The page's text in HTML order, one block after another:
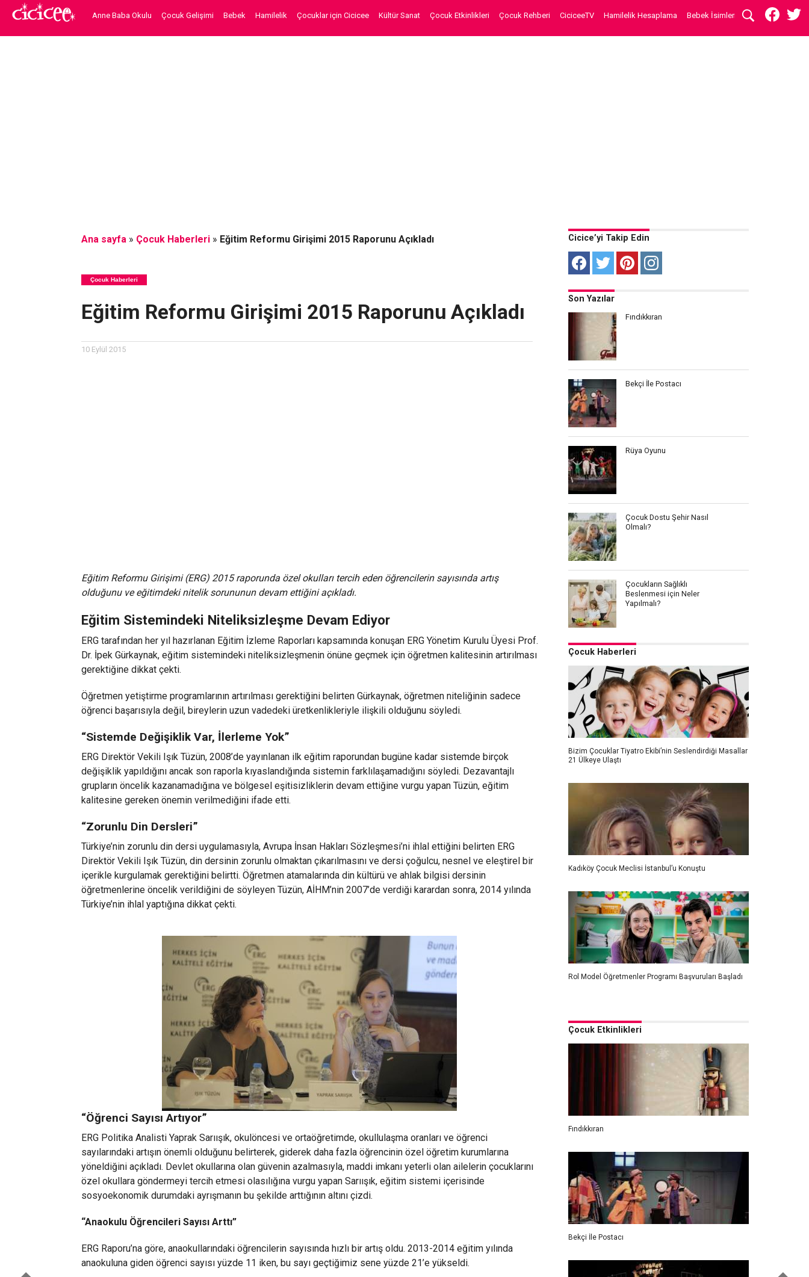
Anne Baba Okulu Çocuk Gelişimi Bebek Hamilelik Çocuklar için Cicicee Kültür Sanat Çocuk Etkinlikleri Çocuk Rehberi CiciceeTV Hamilelik Hesaplama Bebek İsimleri
Ana sayfa» Çocuk Haberleri» Eğitim Reformu Girişimi 2015 Raporunu Açıkladı
Çocuk Haberleri
Eğitim Reformu Girişimi 2015 Raporunu Açıkladı
10 Eylül 2015
Eğitim Reformu Girişimi (ERG) 2015 raporunda özel okulları tercih eden öğrencilerin sayısında artış
olduğunu ve eğitimdeki nitelik sorununun devam ettiğini açıkladı.
Eğitim Sistemindeki Niteliksizleşme Devam Ediyor
ERG tarafından her yıl hazırlanan Eğitim İzleme Raporları kapsamında konuşan ERG Yönetim Kurulu Üyesi Prof.
Dr. İpek Gürkaynak, eğitim sistemindeki niteliksizleşmenin önüne geçmek için öğretmen kalitesinin artırılması
gerektiğine dikkat çekti.
Öğretmen yetiştirme programlarının artırılması gerektiğini belirten Gürkaynak, öğretmen niteliğinin sadece
öğrenci başarısıyla değil, bireylerin uzun vadedeki üretkenlikleriyle ilişkili olduğunu söyledi.
“Sistemde Değişiklik Var, İlerleme Yok”
ERG Direktör Vekili Işık Tüzün, 2008’de yayınlanan ilk eğitim raporundan bugüne kadar sistemde birçok
değişiklik yapıldığını ancak son raporla kıyaslandığında sistemin farklılaşamadığını söyledi. Dezavantajlı
grupların öncelik kazanamadığına ve bölgesel eşitisizliklerin devam ettiğine vurgu yapan Tüzün, eğitim
kalitesine gereken önemin verilmediğini ifade etti.
“Zorunlu Din Dersleri”
Türkiye’nin zorunlu din dersi uygulamasıyla, Avrupa İnsan Hakları Sözleşmesi’ni ihlal ettiğini belirten ERG
Direktör Vekili Işık Tüzün, din dersinin zorunlu olmaktan çıkarılmasını ve dersi çoğulcu, nesnel ve eleştirel bir
içerikle kurgulamak gerektiğini belirtti. Öğretmen atamalarında din kültürü ve ahlak bilgisi dersinin
öğretmenlerine öncelik verildiğini de söyleyen Tüzün, AİHM’nin 2007’de verdiği karardan sonra, 2014 yılında
Türkiye’nin ihlal yaptığına dikkat çekti.
“Öğrenci Sayısı Artıyor”
ERG Politika Analisti Yaprak Sarıışık, okulöncesi ve ortaöğretimde, okullulaşma oranları ve öğrenci
sayılarındaki artışın önemli olduğunu belirterek, giderek daha fazla öğrencinin özel öğretim kurumlarına
yöneldiğini açıkladı. Devlet okullarına olan güvenin azalmasıyla, maddi imkanı yeterli olan ailelerin çocuklarını
özel okullara göndermeyi tercih etmesi olasılığına vurgu yapan Sarıışık, eğitim sistemi içerisinde
sosyoekonomik durumdaki ayrışmanın bu şekilde arttığının altını çizdi.
“Anaokulu Öğrencileri Sayısı Arttı”
ERG Raporu’na göre, anaokullarındaki öğrencilerin sayısında hızlı bir artış oldu. 2013-2014 eğitim yılında
anaokuluna giden öğrenci sayısı yüzde 11 iken, bu sayı geçtiğimiz sene yüzde 21’e yükseldi.
Cicice’yi Takip Edin
Son Yazılar
Fındıkkıran
Bekçi İle Postacı
Rüya Oyunu
Çocuk Dostu Şehir Nasıl
Olmalı?
Çocukların Sağlıklı
Beslenmesi için Neler
Yapılmalı?
Çocuk Haberleri
Bizim Çocuklar Tiyatro Ekibi’nin Seslendirdiği Masallar
21 Ülkeye Ulaştı
Kadıköy Çocuk Meclisi İstanbul’u Konuştu
Rol Model Öğretmenler Programı Başvuruları Başladı
Çocuk Etkinlikleri
Fındıkkıran
Bekçi İle Postacı